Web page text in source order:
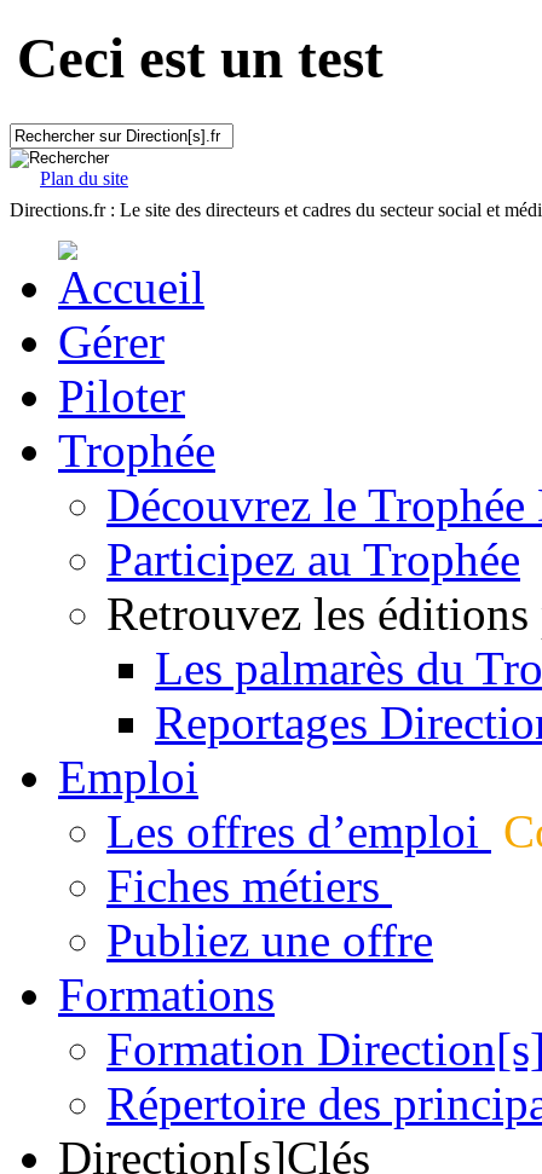
Ceci est un test
Plan du site
Directions.fr : Le site des directeurs et cadres du secteur social et
Gérer
Piloter
Trophée
Découvrez le
Participez au Trophée
Retrouvez les éditions
Les palmarès du
Reportages
Emploi
Les offres d’emploi
Fiches métiers
Publiez une offre
Formations
Formation
Répertoire des
Direction[s]Clés